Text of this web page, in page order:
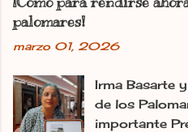
Actualizado:
Pirineos La
plantado en
de León. «Les
de León» es
palomares!
marzo 01, 2026
Irma Basarte
de los
importante